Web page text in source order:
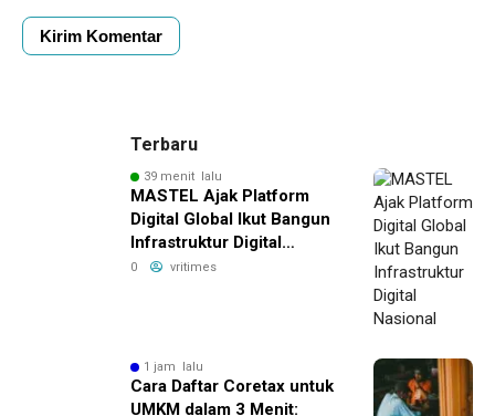
Terbaru
39 menit lalu
MASTEL Ajak Platform
Digital Global Ikut Bangun
Infrastruktur Digital
Nasional
0 vritimes
1 jam lalu
Cara Daftar Coretax untuk
UMKM dalam 3 Menit: